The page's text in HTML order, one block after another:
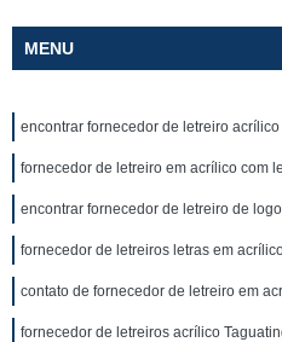
MENU
encontrar fornecedor de letreiro
fornecedor de letreiro em acrílico com
encontrar fornecedor de letreiro de
fornecedor de letreiros letras em
contato de fornecedor de letreiro em
fornecedor de letreiros acrílico